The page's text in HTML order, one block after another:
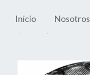
Inicio Nosotros